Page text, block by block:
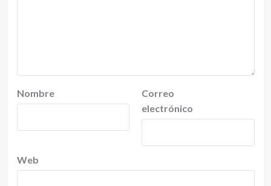
Nombre
Correo
electrónico
Web